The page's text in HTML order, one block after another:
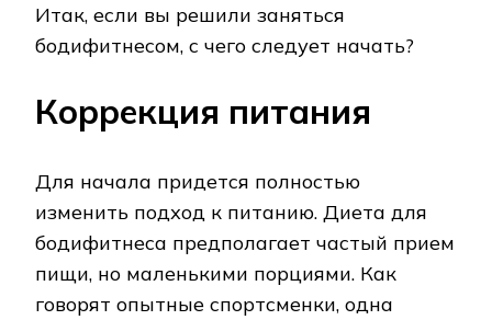
Итак, если вы решили заняться
бодифитнесом, с чего следует начать?
Коррекция питания
Для начала придется полностью
изменить подход к питанию. Диета для
бодифитнеса предполагает частый прием
пищи, но маленькими порциями. Как
говорят опытные спортсменки, одна